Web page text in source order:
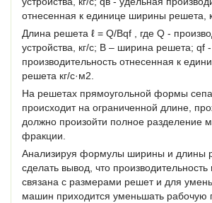
отнесенная к единице ширины решета,
Длина решета ℓ = Q/Bqf , где Q -
устройства, кг/с; В – ширина решета; qf
производительность отнесенная к
решета кг/с·м2.
На решетах прямоугольной формы
происходит на ограниченной длине,
должно произойти полное разделение
фракции.
Анализируя формулы ширины и длины
сделать вывод, что
связана с размерами решет и для
машин приходится уменьшать рабочую